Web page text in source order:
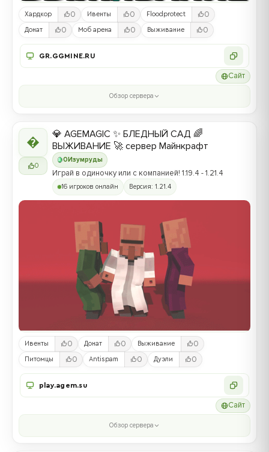
Хардкор 0 Ивенты 0 Floodprotect 0
Донат 0 Моб арена 0 Выживание 0
GR.GGMINE.RU
Сайт
Обзор сервера

0
0 Изумруды
💎 AGEMAGIC ✨ БЛЕДНЫЙ САД 🌈
ВЫЖИВАНИЕ 🚀 сервер Майнкрафт
Играй в одиночку или с компанией! 1.19.4 - 1.21.4
16 игроков онлайн Версия: 1.21.4
Ивенты 0 Донат 0 Выживание 0
Питомцы 0 Antispam 0 Дуэли 0
play.agem.su
Сайт
Обзор сервера